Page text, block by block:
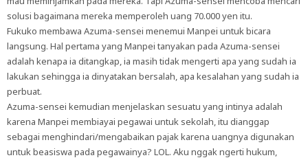
solusi bagaimana mereka memperoleh uang 70.000 yen itu.
Fukuko membawa Azuma-sensei menemui Manpei untuk bicara
langsung. Hal pertama yang Manpei tanyakan pada Azuma-sensei
adalah kenapa ia ditangkap, ia masih tidak mengerti apa yang sudah ia
lakukan sehingga ia dinyatakan bersalah, apa kesalahan yang sudah ia
perbuat.
Azuma-sensei kemudian menjelaskan sesuatu yang intinya adalah
karena Manpei membiayai pegawai untuk sekolah, itu dianggap
sebagai menghindari/mengabaikan pajak karena uangnya digunakan
untuk beasiswa pada pegawainya? LOL. Aku nggak ngerti hukum,